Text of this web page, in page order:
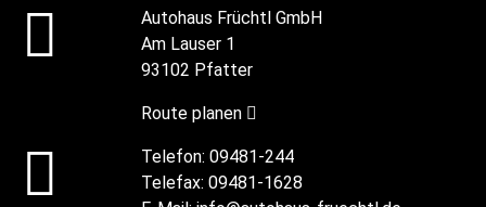
Autohaus Früchtl GmbH
Am Lauser 1
93102 Pfatter
Route planen
Telefon: 09481-244
Telefax: 09481-1628